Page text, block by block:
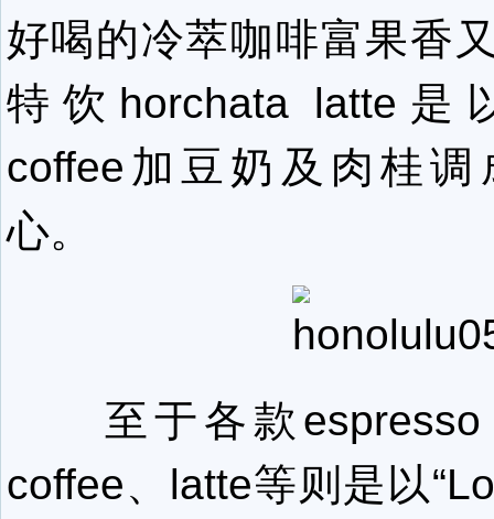
好喝的冷萃咖啡富果香
特饮horchata latte是
coffee加豆奶及肉桂
心。
至于各款espresso
coffee、latte等则是以